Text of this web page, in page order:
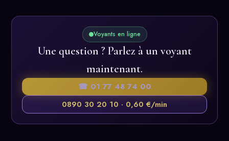
Voyants en ligne
Une question ? Parlez à un voyant
maintenant.
☎ 01 77 48 74 00
0890 30 20 10 · 0,60 €/min